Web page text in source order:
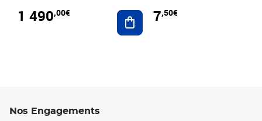
1 490,00€ Ajouter au panier
7,50€
Nos Engagements